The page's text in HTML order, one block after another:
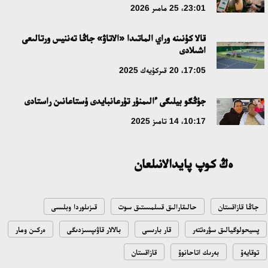
دامۋ باعىتى
مەملەكەت باسشىسى كوبەيتۇز كولىنىڭ جاي-كۇيىنە نازار اۋداردى
التىن وردا تاريحىن وقىتۋدىڭ يننوۆاسيالىق تاسىلدەرى ەنگىزىلەدى
قازاقستان ۇقك: ۋاقىت سىن-قاتەرلەرى جانە ۇلتتىق مۇددەنى قورعاۋ
«تازا قازاقستان» اياسىندا شالكودەدە 7 تونناعا جۋىق قوقىس
جينالدى: رايىمبەك اۋدانىنداعى ەتنوفەستيۆال ەكولوگيالىق
مادەنيەتتىڭ ۇلگىسىن كورسەتتى
17:01، 12 شىلدە 2026
23:01، 25 مامىر 2026
قالا كۇنىنە وراي الماتىدا «الاتاۋ» جاڭا تەننيس ورتالىعى
اشىلادى
17:05، 20 قىركۇيەك 2025
جۇڭگو بيلىگى ءالىمنۇر تۇرعانبايدى ۇستاعانىن راستادى
10:17، 14 تامىز 2025
ەڭ كوپ پايدالانىلعان
جاڭا قازاقستان حالىقارالىق قىىلمىستىق سوت قىزىلوردا وبلىسى
پسيحولوگيالىق سۋرەتتەر قار بارىسى بالالار قاۋىپسىزدىگى ەركىن ومار
توقايەۆ بەرىك اتاحانوۆ قازاقستان